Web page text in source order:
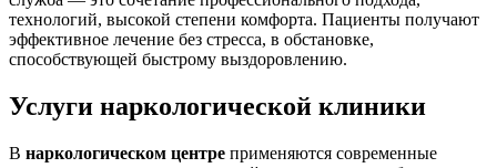
технологий, высокой степени комфорта. Пациенты получают
эффективное лечение без стресса, в обстановке,
способствующей быстрому выздоровлению.
Услуги наркологической клиники
В наркологическом центре применяются современные